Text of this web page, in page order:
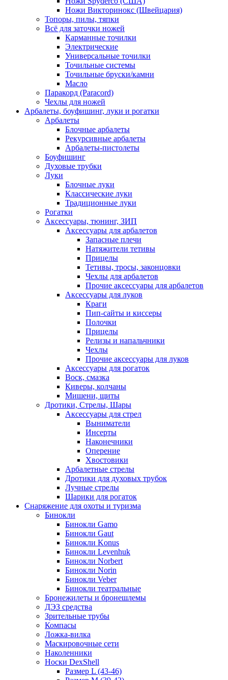
Ножи Викторинокс (Швейцария)
Топоры, пилы, тяпки
Всё для заточки ножей
Карманные точилки
Электрические
Универсальные точилки
Точильные системы
Точильные бруски/камни
Масло
Паракорд (Paracord)
Чехлы для ножей
Арбалеты, боуфишинг, луки и рогатки
Арбалеты
Блочные арбалеты
Рекурсивные арбалеты
Арбалеты-пистолеты
Боуфишинг
Духовые трубки
Луки
Блочные луки
Классические луки
Традиционные луки
Рогатки
Аксессуары, тюнинг, ЗИП
Аксессуары для арбалетов
Запасные плечи
Натяжители тетивы
Прицелы
Тетивы, тросы, законцовки
Чехлы для арбалетов
Прочие аксессуары для арбалетов
Аксессуары для луков
Краги
Пип-сайты и киссеры
Полочки
Прицелы
Релизы и напальчники
Чехлы
Прочие аксессуары для луков
Аксессуары для рогаток
Воск, смазка
Киверы, колчаны
Мишени, щиты
Дротики, Стрелы, Шары
Аксессуары для стрел
Выниматели
Инсерты
Наконечники
Оперение
Хвостовики
Арбалетные стрелы
Дротики для духовых трубок
Лучные стрелы
Шарики для рогаток
Снаряжение для охоты и туризма
Бинокли
Бинокли Gamo
Бинокли Gaut
Бинокли Konus
Бинокли Levenhuk
Бинокли Norbert
Бинокли Norin
Бинокли Veber
Бинокли театральные
Бронежилеты и бронешлемы
ДЭЗ средства
Зрительные трубы
Компасы
Ложка-вилка
Маскировочные сети
Наколенники
Носки DexShell
Размер L (43-46)